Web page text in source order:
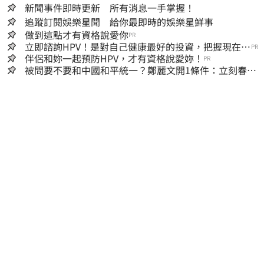
新聞事件即時更新 所有消息一手掌握！
追蹤訂閱娛樂星聞 給你最即時的娛樂星鮮事
做到這點才有資格說愛你PR
立即諮詢HPV！是對自己健康最好的投資，把握現在不
嫌晚！
PR
伴侶和妳一起預防HPV，才有資格說愛妳！ PR
被問要不要和中國和平統一？鄭麗文開1條件：立刻春暖